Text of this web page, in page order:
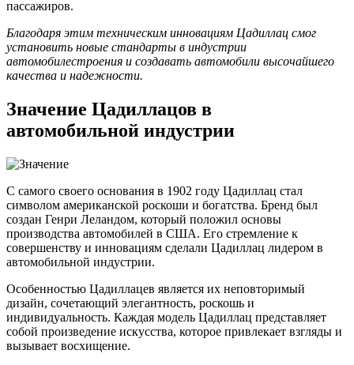
пассажиров.
Благодаря этим техническим инновациям Цадиллац смог
установить новые стандарты в индустрии
автомобилестроения и создавать автомобили высочайшего
качества и надежности.
Значение Цадиллацов в
автомобильной индустрии
С самого своего основания в 1902 году Цадиллац стал
символом американской роскоши и богатства. Бренд был
создан Генри Леландом, который положил основы
производства автомобилей в США. Его стремление к
совершенству и инновациям сделали Цадиллац лидером в
автомобильной индустрии.
Особенностью Цадиллацев является их неповторимый
дизайн, сочетающий элегантность, роскошь и
индивидуальность. Каждая модель Цадиллац представляет
собой произведение искусства, которое привлекает взгляды и
вызывает восхищение.